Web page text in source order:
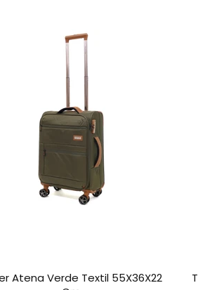
Atena Verde Textil 77X46X31